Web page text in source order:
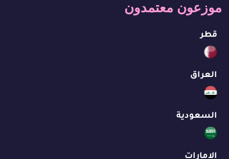
موزعون معتمدون
قطر
العراق
السعودية
الامارات